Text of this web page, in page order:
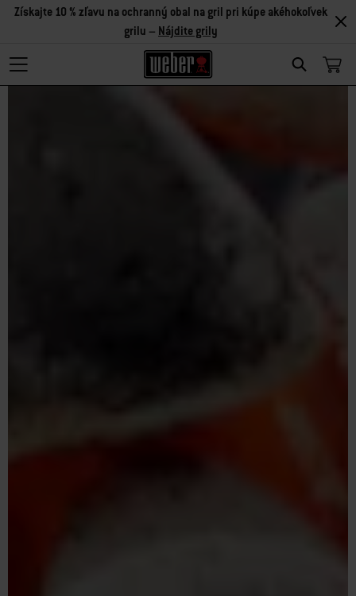
Search
Získajte 10 % zľavu na ochranný obal na gril pri kúpe akéhokoľvek
grilu – Nájdite grily